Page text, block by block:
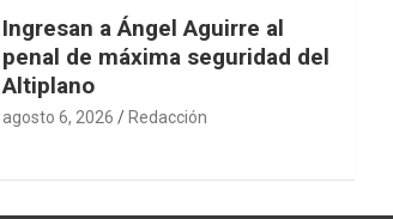
Ingresan a Ángel Aguirre al
penal de máxima seguridad del
Altiplano
agosto 6, 2026 Redacción